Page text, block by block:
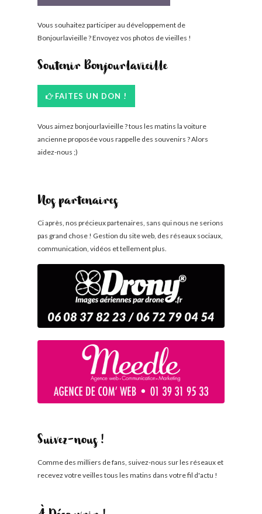
Vous souhaitez participer au développement de
Bonjourlavieille ? Envoyez vos photos de vieilles !
Soutenir Bonjourlavieille
FAITES UN DON !
Vous aimez bonjourlavieille ? tous les matins la voiture
ancienne proposée vous rappelle des souvenirs ? Alors
aidez-nous ;)
Nos partenaires
Ci après, nos précieux partenaires, sans qui nous ne serions
pas grand chose ! Gestion du site web, des réseaux sociaux,
communication, vidéos et tellement plus.
Suivez-nous !
Comme des milliers de fans, suivez-nous sur les réseaux et
recevez votre veilles tous les matins dans votre fil d'actu !